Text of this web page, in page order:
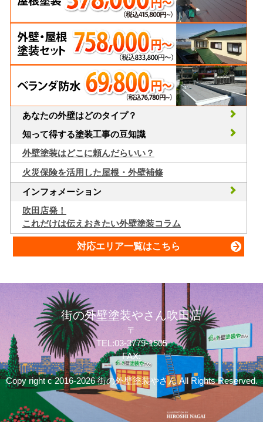
あなたの外壁はどのタイプ？
知って得する塗装工事の豆知識
外壁塗装はどこに頼んだらいい？
火災保険を活用した屋根・外壁補修
インフォメーション
吹田店発！
これだけは伝えおきたい外壁塗装コラム
対応エリア一覧はこちら
街の外壁塗装やさん吹田店
〒
TEL:03-3779-1505
FAX:
Copy right c 2016-2026 街の外壁塗装やさん All Rights Reserved.